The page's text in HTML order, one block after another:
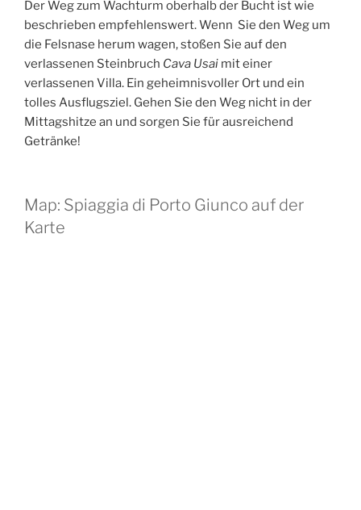
Der Weg zum Wachturm oberhalb der Bucht ist wie
beschrieben empfehlenswert. Wenn Sie den Weg um
die Felsnase herum wagen, stoßen Sie auf den
verlassenen Steinbruch Cava Usai mit einer
verlassenen Villa. Ein geheimnisvoller Ort und ein
tolles Ausflugsziel. Gehen Sie den Weg nicht in der
Mittagshitze an und sorgen Sie für ausreichend
Getränke!
Map: Spiaggia di Porto Giunco auf der
Karte